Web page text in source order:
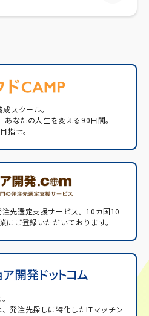
スクール。
なたの人生を変える90日間。
指せ。
先選定支援サービス。 10カ国10
ご登録いただいております。
発注先探しに特化したITマッチン